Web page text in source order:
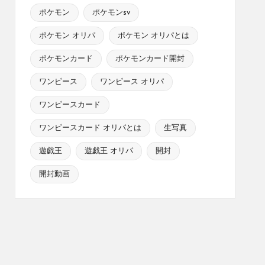
ポケモン ポケモンsv
ポケモン オリパ ポケモン オリパとは
ポケモンカード ポケモンカード開封
ワンピース ワンピース オリパ
ワンピースカード
ワンピースカード オリパとは 生写真
遊戯王 遊戯王 オリパ 開封
開封動画